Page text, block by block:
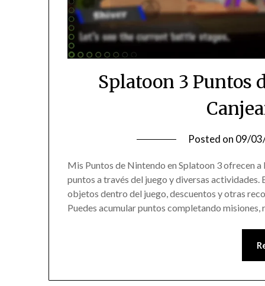
Splatoon 3 Puntos
Posted on 09/
Mis Puntos de Nintendo en Splatoon 3 ofrecen
puntos a través del juego y diversas
objetos dentro del juego, descuentos y otras
Puedes acumular puntos completando